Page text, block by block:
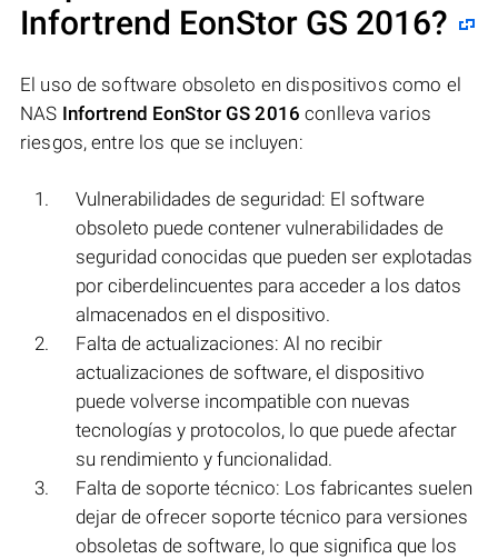
Infortrend EonStor GS 2016?
El uso de software obsoleto en dispositivos como el
NAS Infortrend EonStor GS 2016 conlleva varios
riesgos, entre los que se incluyen:
Vulnerabilidades de seguridad: El software
obsoleto puede contener vulnerabilidades de
seguridad conocidas que pueden ser explotadas
por ciberdelincuentes para acceder a los datos
almacenados en el dispositivo.
Falta de actualizaciones: Al no recibir
actualizaciones de software, el dispositivo
puede volverse incompatible con nuevas
tecnologías y protocolos, lo que puede afectar
su rendimiento y funcionalidad.
Falta de soporte técnico: Los fabricantes suelen
dejar de ofrecer soporte técnico para versiones
obsoletas de software, lo que significa que los